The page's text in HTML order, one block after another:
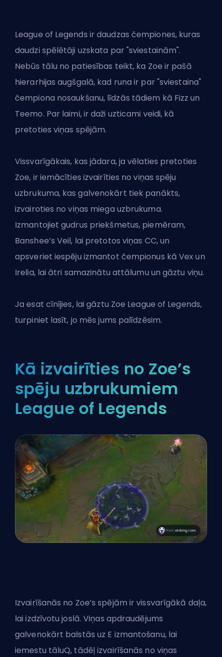
League of Legends ir daudzas čempiones, kuras
daudzi spēlētāji uzskata par "sviestainām".
Nebūs tālu no patiesības teikt, ka Zoe ir pašā
hierarhijas augšgalā, kad runa ir par "sviestaina"
čempiona nosaukšanu, līdzās tādiem kā Fizzun
Teemo. Par laimi, ir daži uzticami veidi, kā
pretoties viņas spējām.
Vissvarīgākais, kas jādara, ja vēlaties pretoties
Zoe, ir iemācīties izvairīties no viņas spēju
uzbrukuma, kas galvenokārt tiek panākts,
izvairoties no viņas miega uzbrukuma.
Izmantojiet gudrus priekšmetus, piemēram,
Banshee’s Veil, lai pretotos viņas CC, un
apsveriet iespēju izmantot čempionus kā Vex un
Irelia, lai ātri samazinātu attālumu un gāztu viņu.
Ja esat cīnījies, lai gāztu Zoe League of Legends,
turpiniet lasīt, jo mēs jums palīdzēsim.
Kā izvairīties no Zoe’s
spēju uzbrukumiem
League of Legends
Izvairīšanās no Zoe’s spējām ir vissvarīgākā daļa,
lai izdzīvotu joslā. Viņas apdraudējums
galvenokārt balstās uz E izmantošanu, lai
iemestu tāluQ, tādēļ izvairīšanās no viņas